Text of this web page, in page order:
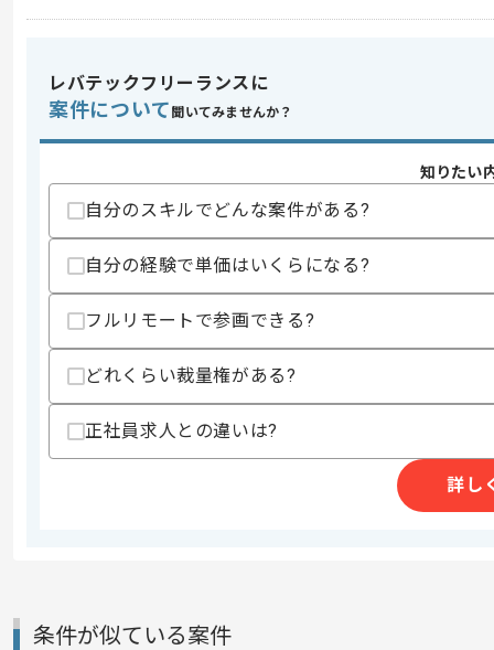
スキル
・PowerAppsとPowerAutomate経験(1
・進捗や課題の報告やQAにおいて要点
・Copilot Studioを活用したAIエージェ
・Power BI経験(1件以上)
スキルに不安がある方へ
上記に似た経験やスキルをお持ちであれば申
募集人数
作業開始日
2025/10/01
複数案件を保有している企業ですので、
レバテックフリーランスに
案件について 聞いてみませんか？
知りたい
自分のスキルでどんな案件がある?
自分の経験で単価はいくらになる?
フルリモートで参画できる?
どれくらい裁量権がある?
正社員求人との違いは?
詳し
条件が似ている案件